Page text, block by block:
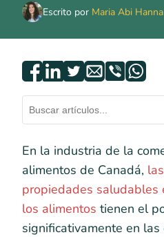
Escrito por Maria Abi Hanna
En la industria de la
alimentos de Canadá,
propiedades saludables
los alimentos tienen el
significativamente en